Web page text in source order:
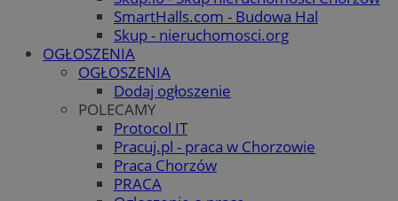
SmartHalls.com - Budowa Hal
Skup - nieruchomosci.org
OGŁOSZENIA
OGŁOSZENIA
Dodaj ogłoszenie
POLECAMY
Protocol IT
Pracuj.pl - praca w Chorzowie
Praca Chorzów
PRACA